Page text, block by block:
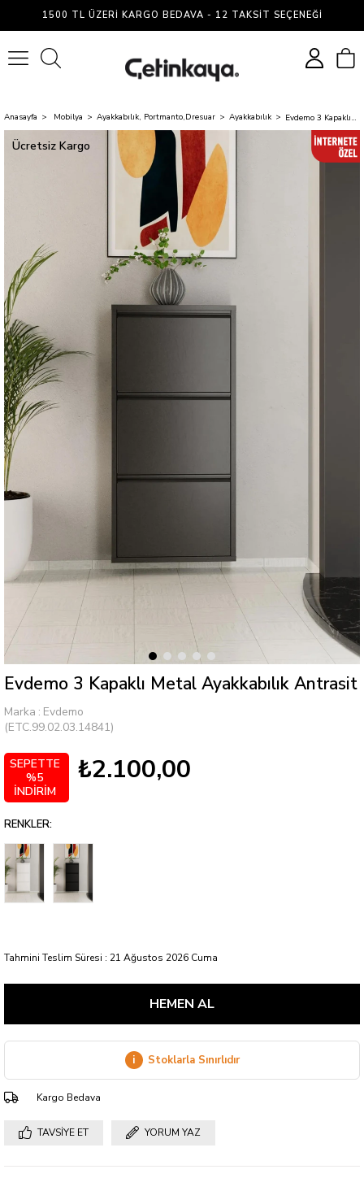
1500 TL ÜZERI KARGO BEDAVA - 12 TAKSIT SEÇENEĞI
Anasayfa Mobilya Ayakkabılık, Portmanto,Dresuar Ayakkabılık Evdemo 3 Kapaklı Metal Ayakkabılık Antrasit
Ücretsiz Kargo
Evdemo 3 Kapaklı Metal Ayakkabılık Antrasit
Marka : Evdemo
(ETC.99.02.03.14841)
₺2.100,00
SEPETTE
%5
İNDİRİM
RENKLER:
Tahmini Teslim Süresi : 21 Ağustos 2026 Cuma
i Stoklarla Sınırlıdır
Kargo Bedava
TAVSIYE ET YORUM YAZ